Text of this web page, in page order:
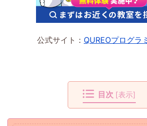
公式サイト： QUREOプログラ
目次 [表示]